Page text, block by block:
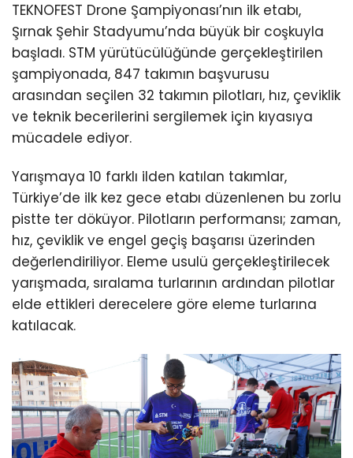
TEKNOFEST Drone Şampiyonası’nın ilk etabı,
Şırnak Şehir Stadyumu’nda büyük bir coşkuyla
başladı. STM yürütücülüğünde gerçekleştirilen
şampiyonada, 847 takımın başvurusu
arasından seçilen 32 takımın pilotları, hız, çeviklik
ve teknik becerilerini sergilemek için kıyasıya
mücadele ediyor.
Yarışmaya 10 farklı ilden katılan takımlar,
Türkiye’de ilk kez gece etabı düzenlenen bu zorlu
pistte ter döküyor. Pilotların performansı; zaman,
hız, çeviklik ve engel geçiş başarısı üzerinden
değerlendiriliyor. Eleme usulü gerçekleştirilecek
yarışmada, sıralama turlarının ardından pilotlar
elde ettikleri derecelere göre eleme turlarına
katılacak.